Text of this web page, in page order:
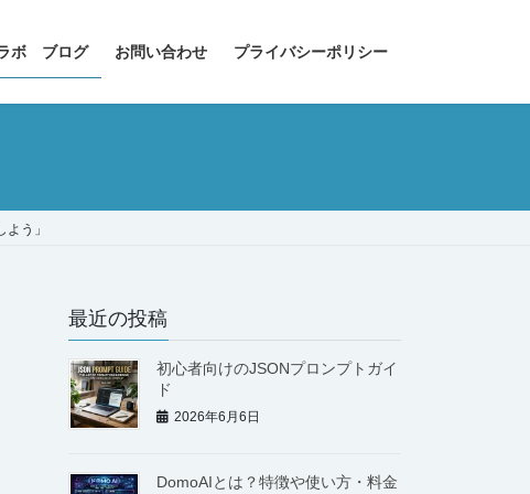
ボ ブログ お問い合わせ プライバシーポリシー
う」
最近の投稿
初心者向けのJSONプロンプトガイ
ド
2026年6月6日
DomoAIとは？特徴や使い方・料金